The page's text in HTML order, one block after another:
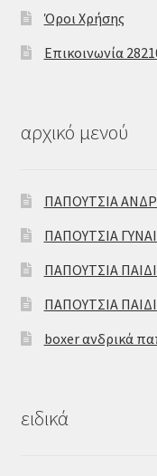
Όροι Χρήσης
Επικοινωνία
αρχικό μενού
ΠΑΠΟΥΤΣΙΑ
ΠΑΠΟΥΤΣΙΑ
ΠΑΠΟΥΤΣΙΑ
ΠΑΠΟΥΤΣΙΑ
boxer ανδρικά
ειδικά